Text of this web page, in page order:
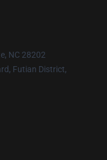
NC 28202
Futian District,